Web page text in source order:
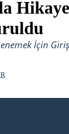
Hikaye
İçin Giriş